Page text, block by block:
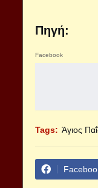
Πηγή:
Facebook
Tags: Άγιος